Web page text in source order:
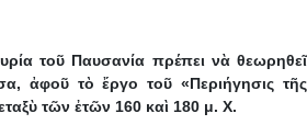
τοῦ Παυσανία πρέπει νὰ θεωρηθεῖ
ἀφοῦ τὸ ἔργο τοῦ «Περιήγησις τῆς
τῶν ἐτῶν 160 καὶ 180 μ. Χ.